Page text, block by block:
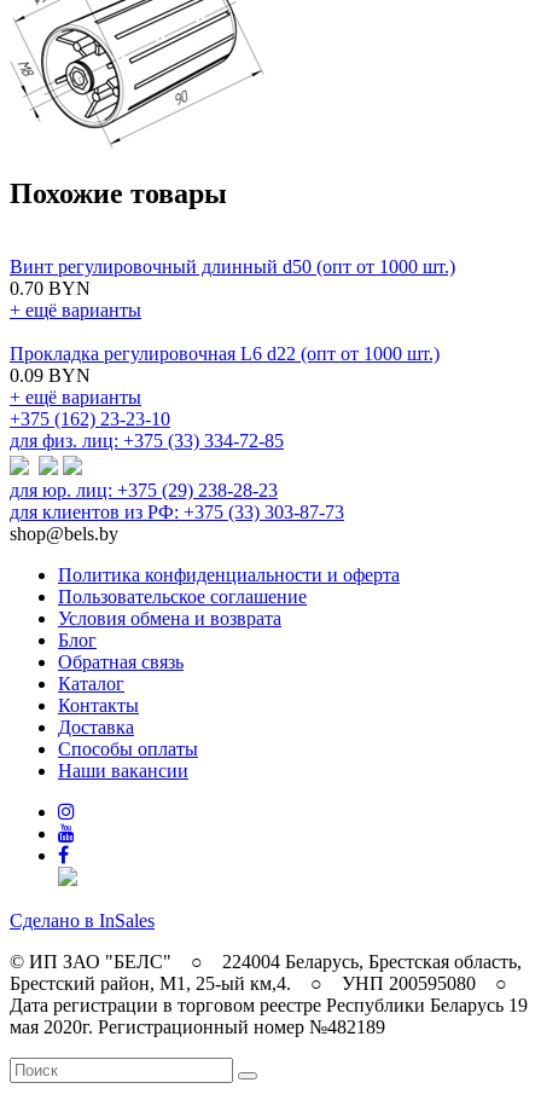
Похожие товары
Винт регулировочный длинный d50 (опт от 1000 шт.)
0.70 BYN
+ ещё варианты
Прокладка регулировочная L6 d22 (опт от 1000 шт.)
0.09 BYN
+ ещё варианты
+375 (162) 23-23-10
для физ. лиц: +375 (33) 334-72-85
для юр. лиц: +375 (29) 238-28-23
для клиентов из РФ: +375 (33) 303-87-73
shop@bels.by
Политика конфиденциальности и оферта
Пользовательское соглашение
Условия обмена и возврата
Блог
Обратная связь
Каталог
Контакты
Доставка
Способы оплаты
Наши вакансии
Сделано в InSales
© ИП ЗАО "БЕЛС" ○ 224004 Беларусь, Брестская область,
Брестский район, M1, 25-ый км,4. ○ УНП 200595080 ○
Дата регистрации в торговом реестре Республики Беларусь 19
мая 2020г. Регистрационный номер №482189